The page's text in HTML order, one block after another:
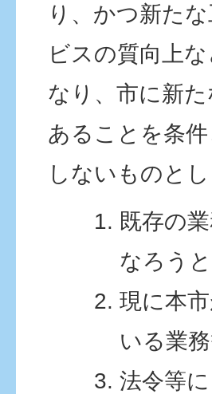
り、かつ新た
ビスの質向上
なり、市に新
あることを条
しないものとし
既存の
なろう
現に本
いる業
法令等